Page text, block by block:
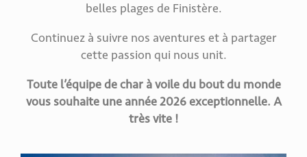
belles plages de Finistère.
Continuez à suivre nos aventures et à partager
cette passion qui nous unit.
Toute l’équipe de char à voile du bout du monde
vous souhaite une année 2026 exceptionnelle. A
très vite !